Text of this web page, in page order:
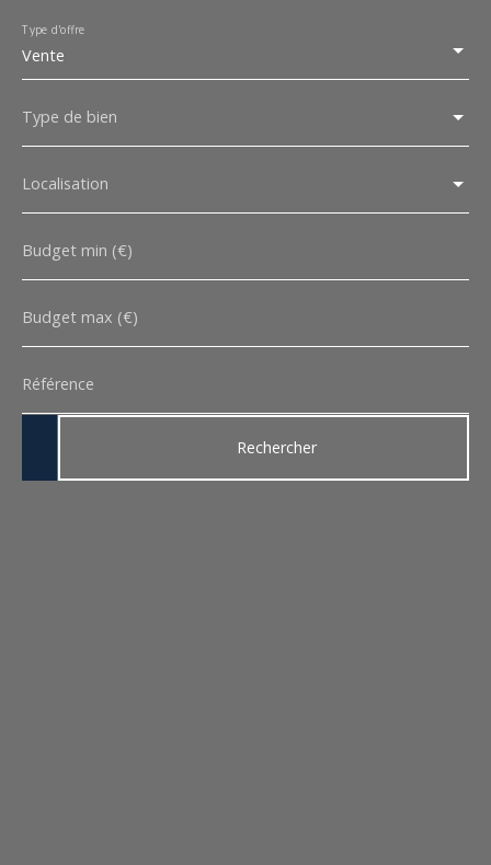
Vente
Type d'offre
Type de bien
Localisation
Budget min (€)
Budget max (€)
Référence
Rechercher